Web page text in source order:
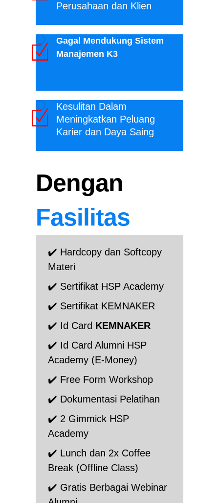
Perusahaan dan Klien
Gagal Mendukung Sistem
Manajemen K3
Kesulitan Dalam
Meningkatkan Peluang
Karier dan Daya Saing
Dengan
Fasilitas
✔️ Hardcopy dan Softcopy
Materi
✔️ Sertifikat HSP Academy
✔️ Sertifikat KEMNAKER
✔️ Id Card KEMNAKER
✔️ Id Card Alumni HSP
Academy (E-Money)
✔️ Free Form Workshop
✔️ Dokumentasi Pelatihan
✔️ 2 Gimmick HSP
Academy
✔️ Lunch dan 2x Coffee
Break (Offline Class)
✔️ Gratis Berbagai Webinar